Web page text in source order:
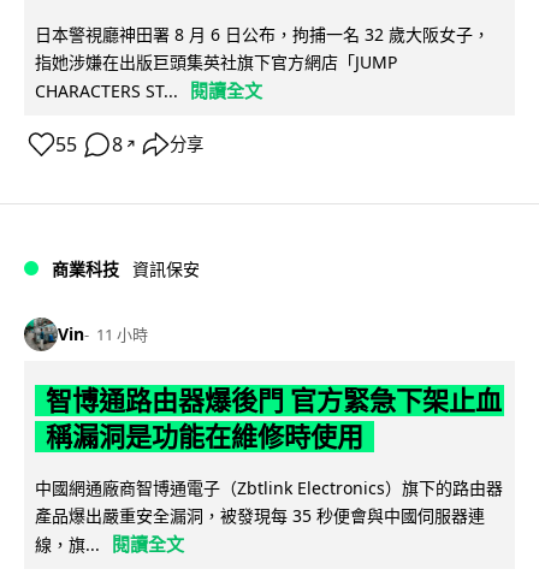
日本警視廳神田署 8 月 6 日公布，拘捕一名 32 歲大阪女子，
指她涉嫌在出版巨頭集英社旗下官方網店「JUMP
CHARACTERS ST...
閱讀全文
55 8 ↗ 分享
商業科技 資訊保安
Vin 11 小時
智博通路由器爆後門 官方緊急下架止血
稱漏洞是功能在維修時使用
中國網通廠商智博通電子（Zbtlink Electronics）旗下的路由器
產品爆出嚴重安全漏洞，被發現每 35 秒便會與中國伺服器連
線，旗...
閱讀全文